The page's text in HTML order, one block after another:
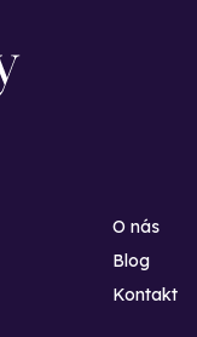
O nás
Blog
Kontakt